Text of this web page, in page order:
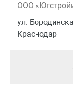
ООО
ул.
Краснодар